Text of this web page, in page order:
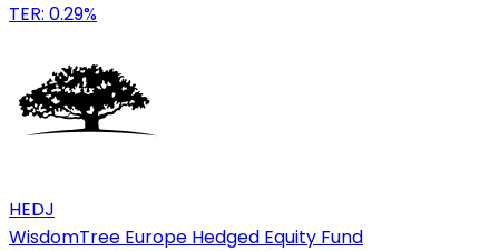
TER: 0.29%
HEDJ
WisdomTree Europe Hedged Equity Fund